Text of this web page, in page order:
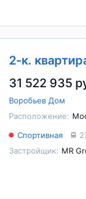
2-к.
31 522 935
Воробьев Дом
Расположение:
Спортивная
Застройщик: MR